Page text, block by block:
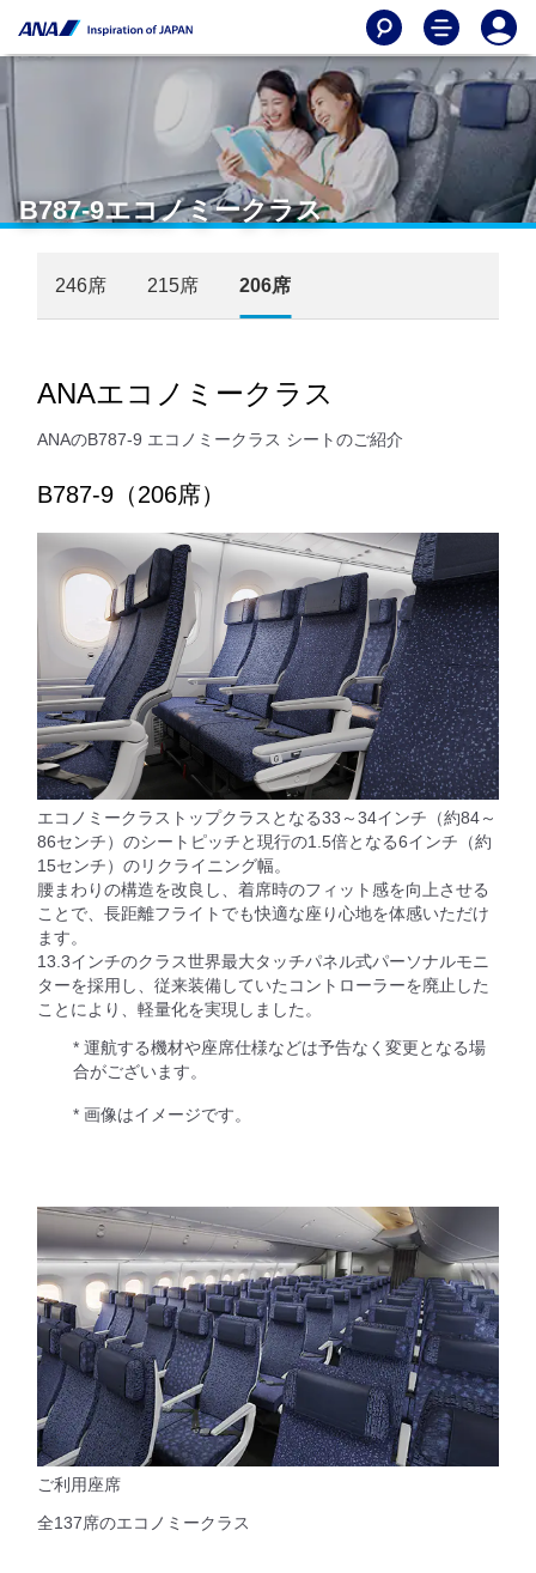
B787-9エコノミークラス
246席 215席 206席
ANAエコノミークラス
ANAのB787-9 エコノミークラス シートのご紹介
B787-9（206席）
エコノミークラストップクラスとなる33～34インチ（約84～
86センチ）のシートピッチと現行の1.5倍となる6インチ（約
15センチ）のリクライニング幅。
腰まわりの構造を改良し、着席時のフィット感を向上させる
ことで、長距離フライトでも快適な座り心地を体感いただけ
ます。
13.3インチのクラス世界最大タッチパネル式パーソナルモニ
ターを採用し、従来装備していたコントローラーを廃止した
ことにより、軽量化を実現しました。
* 運航する機材や座席仕様などは予告なく変更となる場
合がございます。
* 画像はイメージです。
ご利用座席
全137席のエコノミークラス